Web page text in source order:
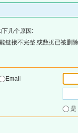
下几个原因:
链接不完整,或数据已被删
Email